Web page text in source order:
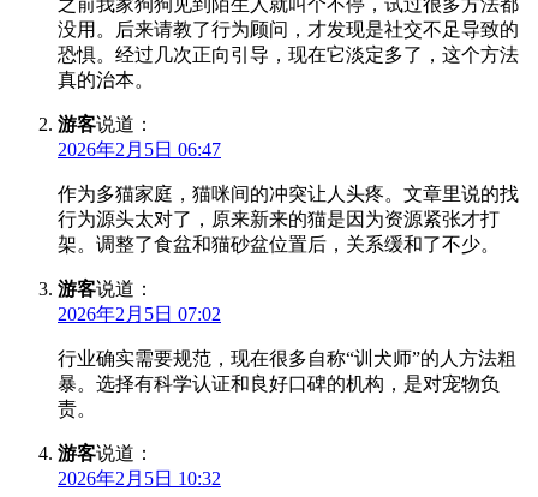
之前我家狗狗见到陌生人就叫个不停，试过很多方法都
没用。后来请教了行为顾问，才发现是社交不足导致的
恐惧。经过几次正向引导，现在它淡定多了，这个方法
真的治本。
游客说道：
2026年2月5日 06:47
作为多猫家庭，猫咪间的冲突让人头疼。文章里说的找
行为源头太对了，原来新来的猫是因为资源紧张才打
架。调整了食盆和猫砂盆位置后，关系缓和了不少。
游客说道：
2026年2月5日 07:02
行业确实需要规范，现在很多自称“训犬师”的人方法粗
暴。选择有科学认证和良好口碑的机构，是对宠物负
责。
游客说道：
2026年2月5日 10:32